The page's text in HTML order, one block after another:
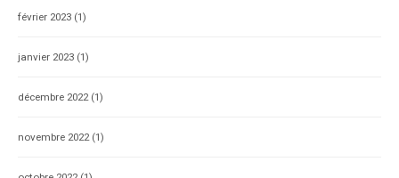
février 2023 (1)
janvier 2023 (1)
décembre 2022(1)
novembre 2022(1)